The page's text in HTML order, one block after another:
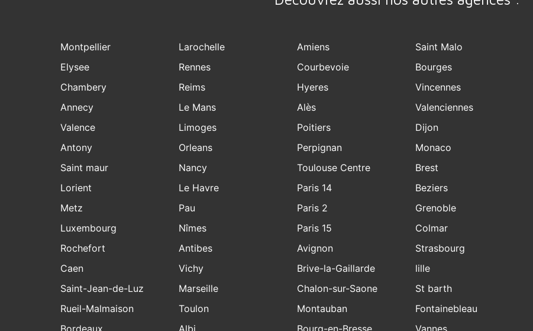
Montpellier
Elysee
Chambery
Annecy
Valence
Antony
Saint maur
Lorient
Metz
Luxembourg
Rochefort
Larochelle
Rennes
Reims
Le Mans
Limoges
Orleans
Nancy
Le Havre
Pau
Nîmes
Antibes
Amiens
Courbevoie
Hyeres
Alès
Poitiers
Perpignan
Toulouse Centre
Paris 14
Paris 2
Paris 15
Avignon
Saint Malo
Bourges
Vincennes
Valenciennes
Dijon
Monaco
Brest
Beziers
Grenoble
Colmar
Strasbourg
Caen
Saint-Jean-de-Luz
Rueil-Malmaison
Bordeaux
Vichy
Marseille
Toulon
Albi
Brive-la-Gaillarde
Chalon-sur-Saone
Montauban
Bourg-en-Bresse
lille
St barth
Fontainebleau
Vannes